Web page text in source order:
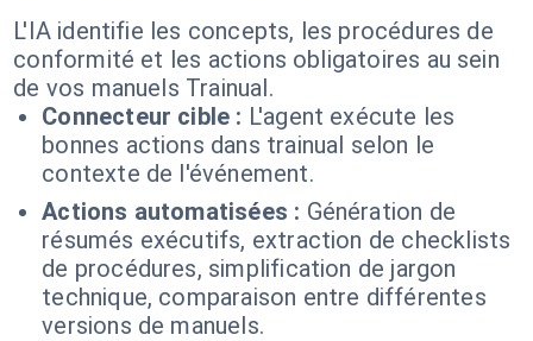
L'IA identifie les concepts, les procédures de
conformité et les actions obligatoires au sein
de vos manuels Trainual.
Connecteur cible : L'agent exécute les
bonnes actions dans trainual selon le
contexte de l'événement.
Actions automatisées : Génération de
résumés exécutifs, extraction de checklists
de procédures, simplification de jargon
technique, comparaison entre différentes
versions de manuels.